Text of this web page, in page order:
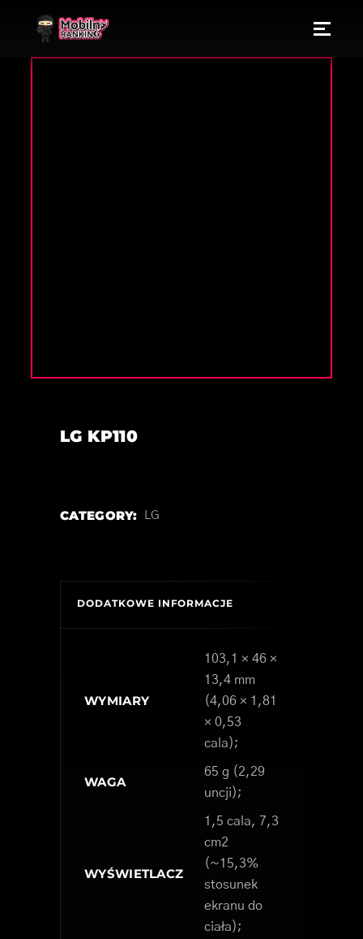
LG KP110
CATEGORY: LG
DODATKOWE INFORMACJE
WYMIARY
103,1 × 46 ×
13,4 mm
(4,06 × 1,81
× 0,53
cala);
WAGA
65 g (2,29
uncji);
WYŚWIETLACZ
1,5 cala, 7,3
cm2
(~15,3%
stosunek
ekranu do
ciała);